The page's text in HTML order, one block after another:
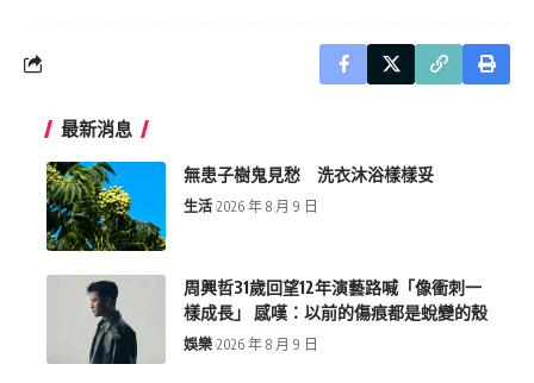
最新消息
無患子樹鬼見愁 洗衣沐浴樣樣妥
生活 2026 年 8 月 9 日
周興哲31歲回望12年演藝路喊「像衝刺一
樣成長」 感嘆：以前的傷痕都是蛻變的殼
娛樂 2026 年 8 月 9 日